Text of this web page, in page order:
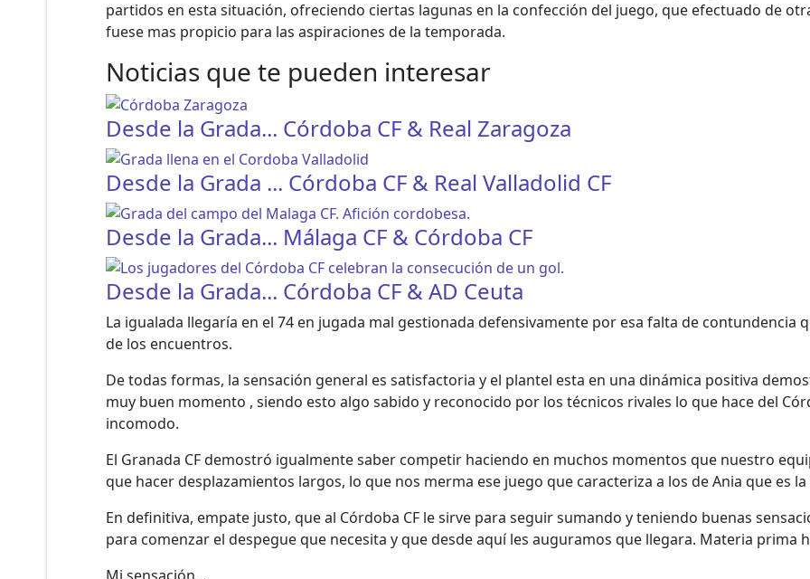
partidos en esta situación, ofreciendo ciertas lagunas en la confección del juego, que efectuado de
fuese mas propicio para las aspiraciones de la temporada.
Noticias que te pueden interesar
Desde la Grada... Córdoba CF & Real Zaragoza
Desde la Grada ... Córdoba CF & Real Valladolid CF
Desde la Grada... Málaga CF & Córdoba CF
Desde la Grada... Córdoba CF & AD Ceuta
La igualada llegaría en el 74 en jugada mal gestionada defensivamente por esa falta de contundencia
de los encuentros.
De todas formas, la sensación general es satisfactoria y el plantel esta en una dinámica positiva
muy buen momento , siendo esto algo sabido y reconocido por los técnicos rivales lo que hace del
incomodo.
El Granada CF demostró igualmente saber competir haciendo en muchos momentos que nuestro
que hacer desplazamientos largos, lo que nos merma ese juego que caracteriza a los de Ania que es
En definitiva, empate justo, que al Córdoba CF le sirve para seguir sumando y teniendo buenas
para comenzar el despegue que necesita y que desde aquí les auguramos que llegara. Materia prima